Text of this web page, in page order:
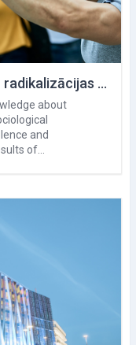
SociB009-EN : Vardarbības un radikalizācijas socioloģija
about
and
of…